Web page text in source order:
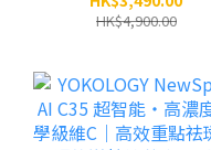
5支 (原價:$4,900)
HK$4,900.00